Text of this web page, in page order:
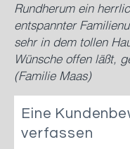
Rundherum ein
entspannter
sehr in dem tollen
Wünsche offen läßt,
(Familie Maas)
Eine
verfassen